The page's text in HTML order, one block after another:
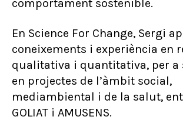
comportament sostenible.
En Science For Change, Sergi
coneixements i experiència en
qualitativa i quantitativa, per a
en projectes de l’àmbit social,
mediambiental i de la salut,
GOLIAT i AMUSENS.